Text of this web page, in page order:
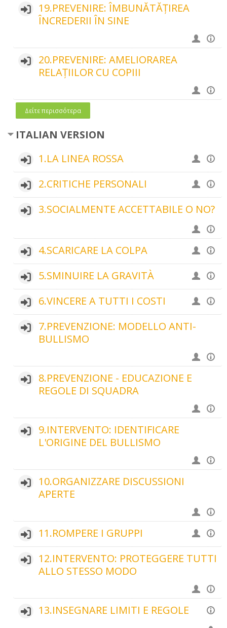
19.PREVENIRE: ÎMBUNĂTĂȚIREA
ÎNCREDERII ÎN SINE
20.PREVENIRE: AMELIORAREA
RELAȚIILOR CU COPIII
Δείτε περισσότερα
ITALIAN VERSION
1.LA LINEA ROSSA
2.CRITICHE PERSONALI
3.SOCIALMENTE ACCETTABILE O NO?
4.SCARICARE LA COLPA
5.SMINUIRE LA GRAVITÀ
6.VINCERE A TUTTI I COSTI
7.PREVENZIONE: MODELLO ANTI-
BULLISMO
8.PREVENZIONE - EDUCAZIONE E
REGOLE DI SQUADRA
9.INTERVENTO: IDENTIFICARE
L'ORIGINE DEL BULLISMO
10.ORGANIZZARE DISCUSSIONI
APERTE
11.ROMPERE I GRUPPI
12.INTERVENTO: PROTEGGERE TUTTI
ALLO STESSO MODO
13.INSEGNARE LIMITI E REGOLE